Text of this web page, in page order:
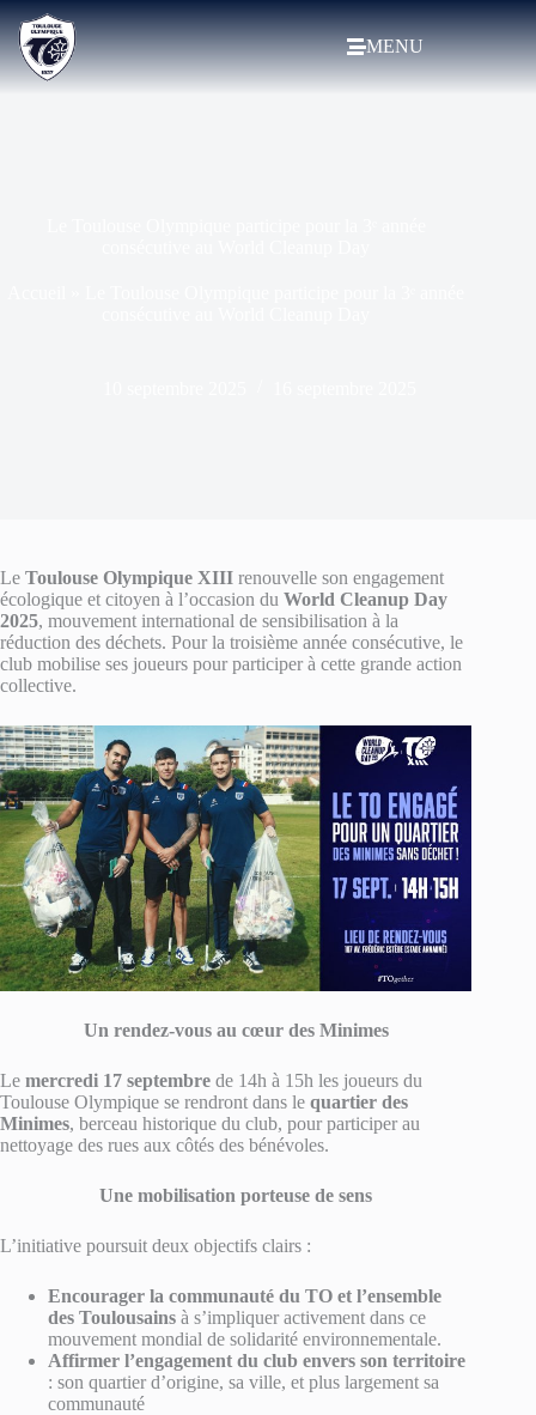
MENU
Le Toulouse Olympique XIII renouvelle son engagement
écologique et citoyen à l’occasion du World Cleanup Day
2025, mouvement international de sensibilisation à la
réduction des déchets. Pour la troisième année consécutive, le
club mobilise ses joueurs pour participer à cette grande action
collective.
Un rendez-vous au cœur des Minimes
Le mercredi 17 septembre de 14h à 15h les joueurs du
Toulouse Olympique se rendront dans le quartier des
Minimes, berceau historique du club, pour participer au
nettoyage des rues aux côtés des bénévoles.
Une mobilisation porteuse de sens
L’initiative poursuit deux objectifs clairs :
Encourager la communauté du TO et l’ensemble
des Toulousains à s’impliquer activement dans ce
mouvement mondial de solidarité environnementale.
Affirmer l’engagement du club envers son territoire
: son quartier d’origine, sa ville, et plus largement sa
communauté